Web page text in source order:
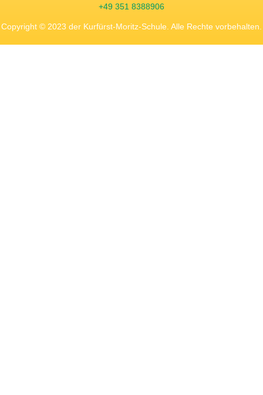
+49 351 8388906
Copyright © 2023 der Kurfürst-Moritz-Schule. Alle Rechte vorbehalten.